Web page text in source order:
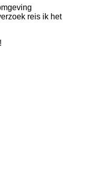
reis ik het